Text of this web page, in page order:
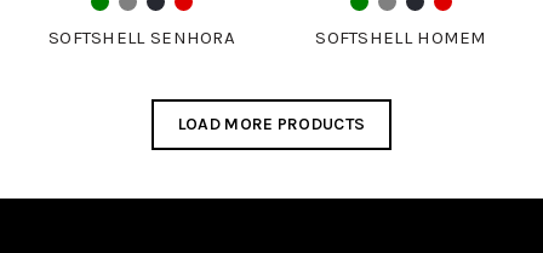
SOFTSHELL SENHORA SOFTSHELL HOMEM
LOAD MORE PRODUCTS